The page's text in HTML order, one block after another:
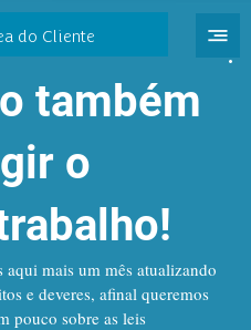
do Cliente
também
o
mais um mês atualizando
e deveres, afinal queremos
pouco sobre as leis